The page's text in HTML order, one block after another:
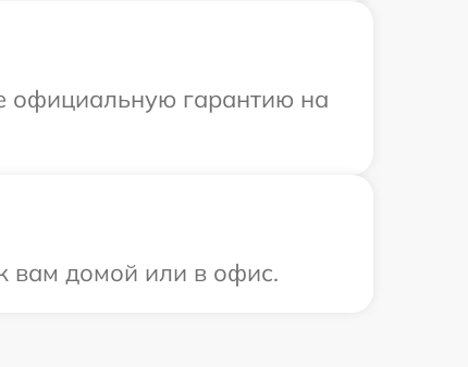
официальную гарантию на
вам домой или в офис.